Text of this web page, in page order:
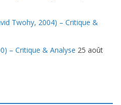
Twohy, 2004) – Critique &
– Critique & Analyse 25 août